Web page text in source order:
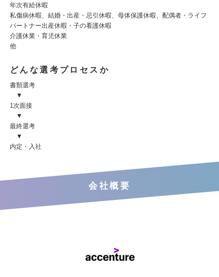
年次有給休暇
私傷病休暇、結婚・出産・忌引休暇、母体保護休暇、配偶者・ライフ
パートナー出産休暇・子の看護休暇
介護休業・育児休業
他
どんな選考プロセスか
書類選考
▼
1次面接
▼
最終選考
▼
内定・入社
会社概要